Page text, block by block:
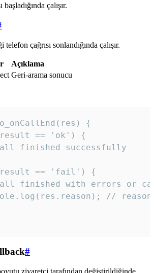
çalışır.
çağrısı sonlandığında çalışır.
Açıklama
Geri-arama sonucu
{
== 'ok') {
finished successfully
== 'fail') {
finished with errors or
//
#
ziyaretçi tarafından değiştirildiğinde